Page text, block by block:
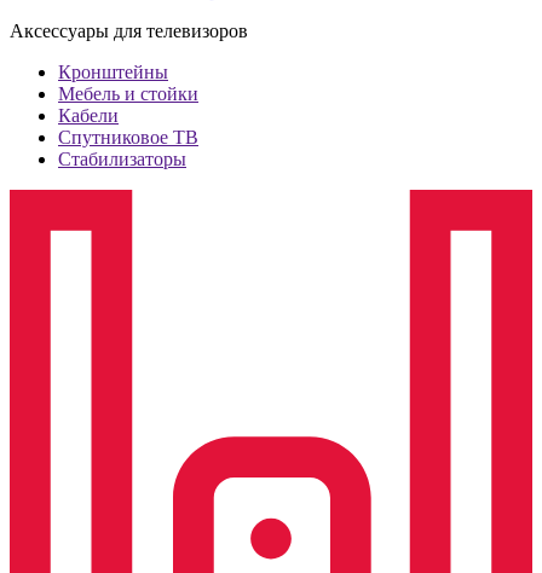
Аксессуары для телевизоров
Кронштейны
Мебель и стойки
Кабели
Спутниковое ТВ
Стабилизаторы